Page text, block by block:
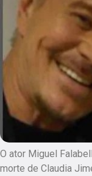
O ator Miguel
morte de Claudia